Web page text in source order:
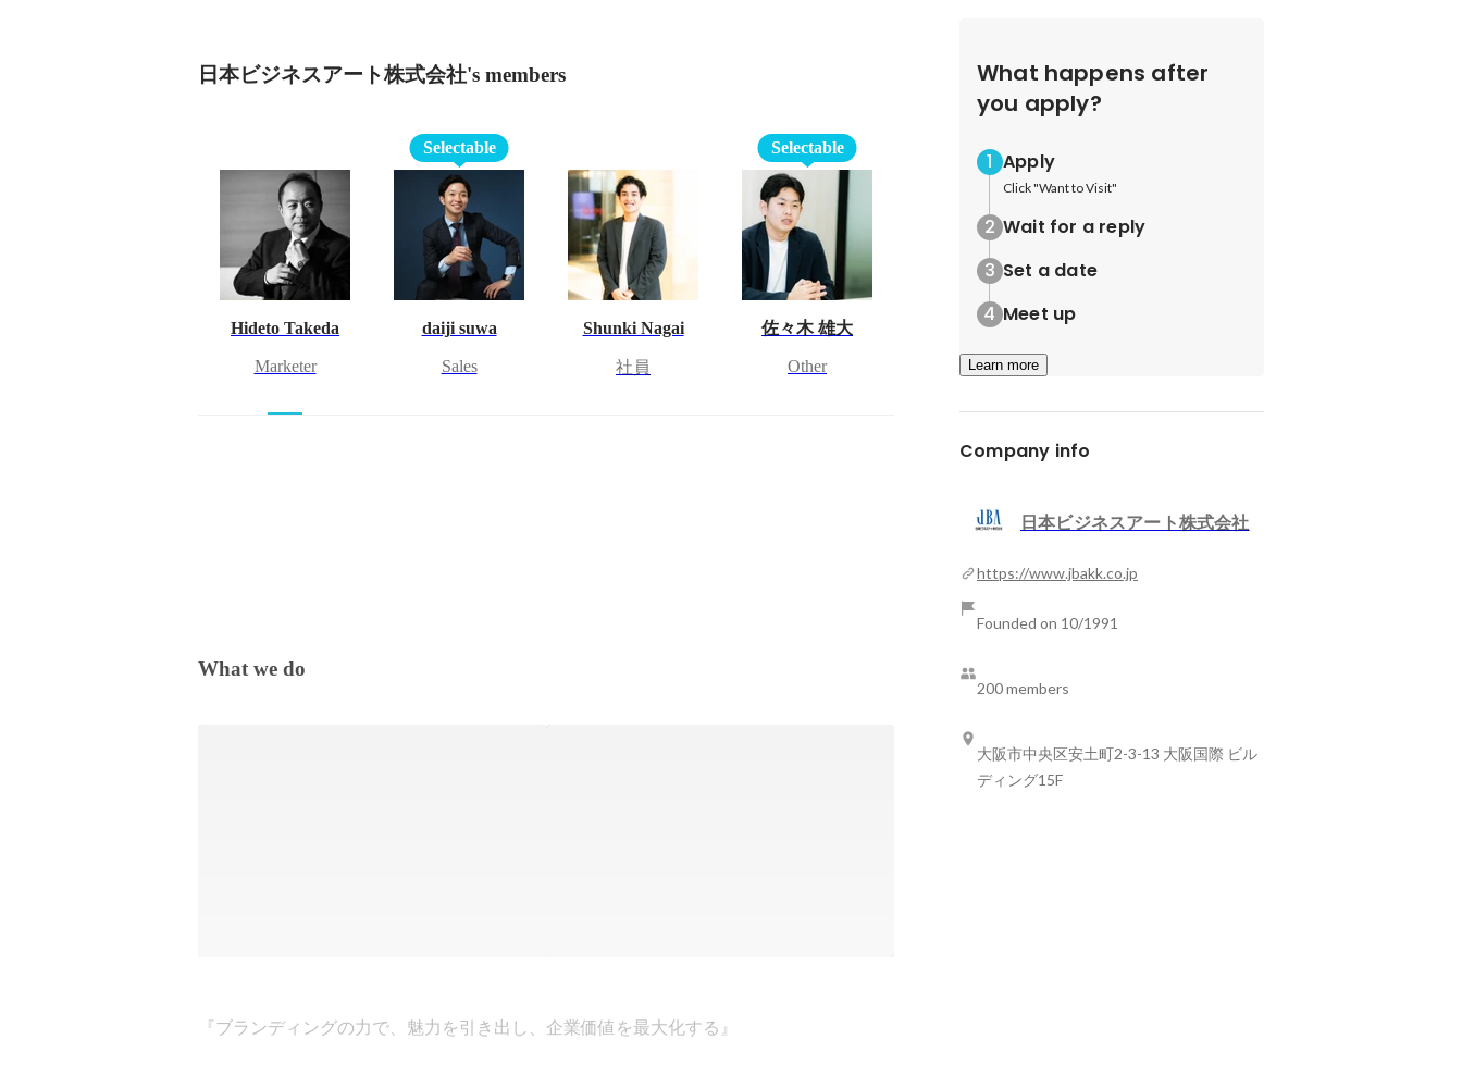
日本ビジネスアート株式会社's members
Hideto Takeda
Marketer
Selectable
daiji suwa
Sales
Shunki Nagai
社員
Selectable
佐々木 雄大
Other
What we do
『ブランディングの力で、魅力を引き出し、企業価値を最大化する』
What happens after
you apply?
Apply
Click "Want to Visit"
Wait for a reply
Set a date
Meet up
Learn more
Company info
日本ビジネスアート株式会社
https://www.jbakk.co.jp
Founded on 10/1991
200 members
大阪市中央区安土町2-3-13 大阪国際 ビル
ディング15F